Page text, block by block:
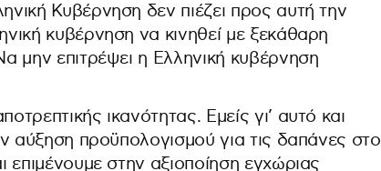
Κυβέρνηση δεν πιέζει προς αυτή την
κυβέρνηση να κινηθεί με ξεκάθαρη
μην επιτρέψει η Ελληνική κυβέρνηση
ικανότητας. Εμείς γι’ αυτό και
αύξηση προϋπολογισμού για τις δαπάνες στο
επιμένουμε στην αξιοποίηση εγχώριας